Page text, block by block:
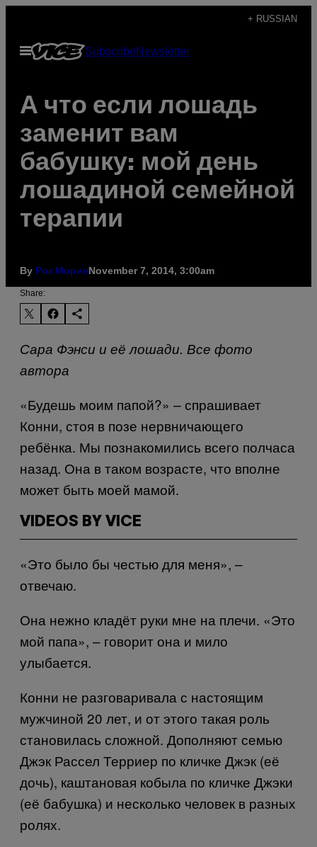
content
+ RUSSIAN
Open
Menu
SubscribeNewsletter
А что если лошадь
заменит вам
бабушку: мой день
лошадиной семейной
терапии
By Рок МоринNovember 7, 2014, 3:00am
Share:
Сара Фэнси и её лошади. Все фото
автора
«Будешь моим папой?» – спрашивает
Конни, стоя в позе нервничающего
ребёнка. Мы познакомились всего полчаса
назад. Она в таком возрасте, что вполне
может быть моей мамой.
VIDEOS BY VICE
«Это было бы честью для меня», –
отвечаю.
Она нежно кладёт руки мне на плечи. «Это
мой папа», – говорит она и мило
улыбается.
Конни не разговаривала с настоящим
мужчиной 20 лет, и от этого такая роль
становилась сложной. Дополняют семью
Джэк Рассел Терриер по кличке Джэк (её
дочь), каштановая кобыла по кличке Джэки
(её бабушка) и несколько человек в разных
ролях.